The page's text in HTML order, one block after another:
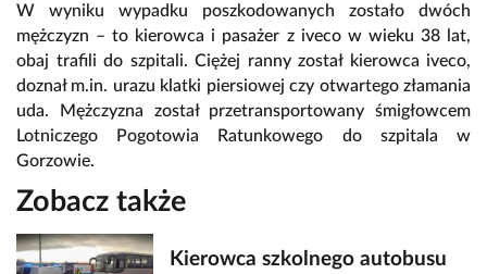
W wyniku wypadku poszkodowanych zostało dwóch
mężczyzn – to kierowca i pasażer z iveco w wieku 38 lat,
obaj trafili do szpitali. Ciężej ranny został kierowca iveco,
doznał m.in. urazu klatki piersiowej czy otwartego złamania
uda. Mężczyzna został przetransportowany śmigłowcem
Lotniczego Pogotowia Ratunkowego do szpitala w
Gorzowie.
Zobacz także
Kierowca szkolnego autobusu